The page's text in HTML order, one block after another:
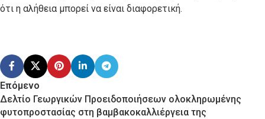
ότι η αλήθεια μπορεί να είναι διαφορετική.
Επόμενο
Δελτίο Γεωργικών Προειδοποιήσεων ολοκληρωμένης
φυτοπροστασίας στη βαμβακοκαλλιέργεια της